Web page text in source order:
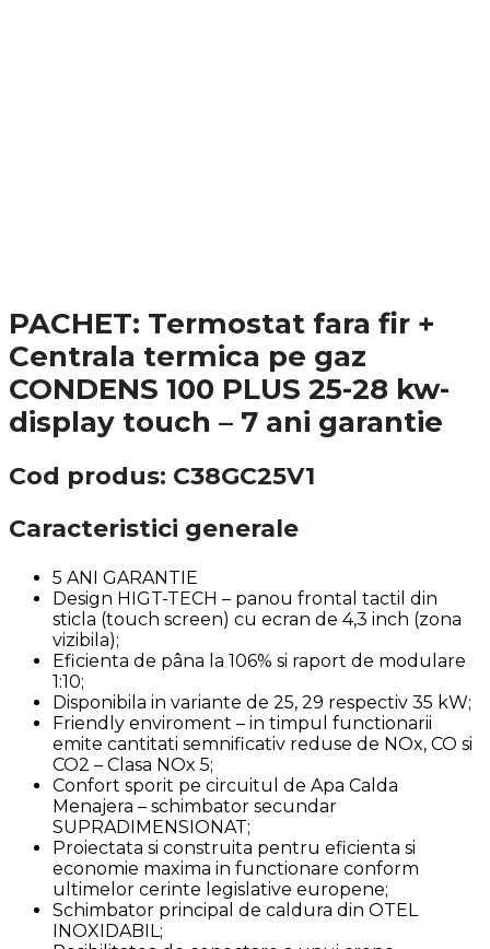
PACHET: Termostat fara fir +
Centrala termica pe gaz
CONDENS 100 PLUS 25-28 kw-
display touch – 7 ani garantie
Cod produs: C38GC25V1
Caracteristici generale
5 ANI GARANTIE
Design HIGT-TECH – panou frontal tactil din
sticla (touch screen) cu ecran de 4,3 inch (zona
vizibila);
Eficienta de pâna la 106% si raport de modulare
1:10;
Disponibila in variante de 25, 29 respectiv 35 kW;
Friendly enviroment – in timpul functionarii
emite cantitati semnificativ reduse de NOx, CO si
CO2 – Clasa NOx 5;
Confort sporit pe circuitul de Apa Calda
Menajera – schimbator secundar
SUPRADIMENSIONAT;
Proiectata si construita pentru eficienta si
economie maxima in functionare conform
ultimelor cerinte legislative europene;
Schimbator principal de caldura din OTEL
INOXIDABIL;